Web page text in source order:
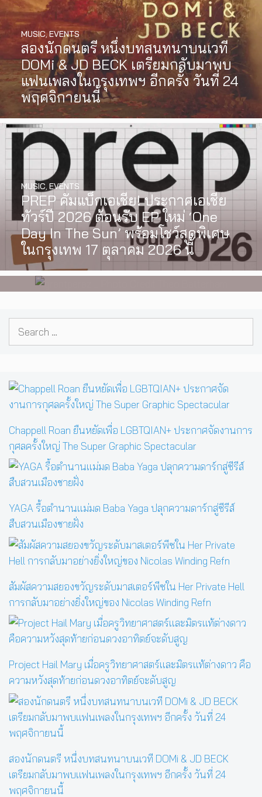
สองนักดนตรี หนึ่งบทสนทนาบนเวที
DOMi & JD BECK เตรียมกลับมาพบ
แฟนเพลงในกรุงเทพฯ อีกครั้ง วันที่ 24
พฤศจิกายนนี้
MUSIC,EVENTS
PREP คัมแบ็กเอเชีย! ประกาศเอเชีย
ทัวร์ปี 2026 ต้อนรับ EP ใหม่ ‘One
Day In The Sun’ พร้อมโชว์สุดพิเศษ
ในกรุงเทพ 17 ตุลาคม 2026 นี้
MUSIC EVENTS
[Exclusive Interview] grentperez
จากเด็กอายุ 12 ปีที่ร้องเพลงในห้อง
นอน สู่การแสดงคอนเสิร์ตต่อหน้าคน
นับหมื่น
INTERVIEW,MUSIC
Search
Chappell Roan ยืนหยัดเพื่อ LGBTQIAN+ ประกาศจัดงานการ
กุศลครั้งใหญ่ The Super Graphic Spectacular
YAGA รื้อตำนานแม่มด Baba Yaga ปลุกความดาร์กสู่ซีรีส์
สืบสวนเมืองชายฝั่ง
สัมผัสความสยองขวัญระดับมาสเตอร์พีซใน Her Private Hell
การกลับมาอย่างยิ่งใหญ่ของ Nicolas Winding Refn
Project Hail Mary เมื่อครูวิทยาศาสตร์และมิตรแท้ต่างดาว คือ
ความหวังสุดท้ายก่อนดวงอาทิตย์จะดับสูญ
สองนักดนตรี หนึ่งบทสนทนาบนเวที DOMi & JD BECK
เตรียมกลับมาพบแฟนเพลงในกรุงเทพฯ อีกครั้ง วันที่ 24
พฤศจิกายนนี้